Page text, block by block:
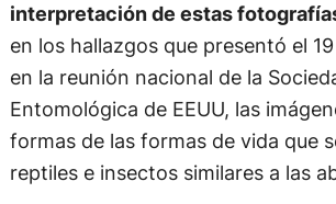
interpretación de estas
en los hallazgos que presentó el
en la reunión nacional de la
Entomológica de EEUU, las
formas de las formas de vida que
reptiles e insectos similares a las